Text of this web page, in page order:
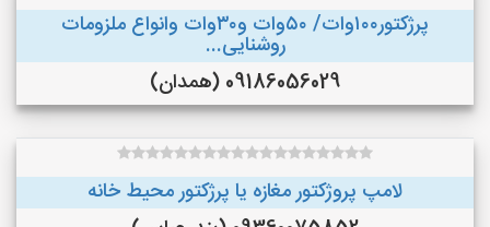
پرژکتور۱۰۰وات/ ۵۰وات و۳۰وات وانواع ملزومات
روشنایی...
09186056029 (همدان)
لامپ پروژکتور مغازه یا پرژکتور محیط خانه